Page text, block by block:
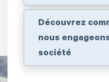
Découvrez
nous
société